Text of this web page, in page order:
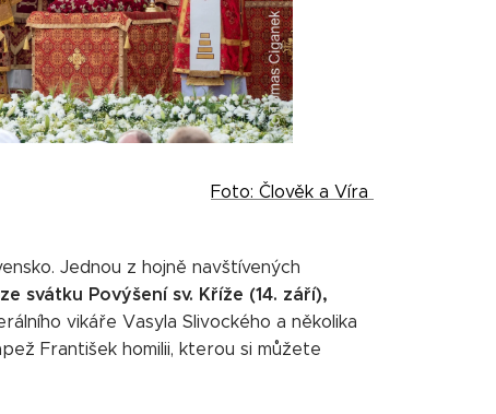
Foto: Člověk a Víra
Jednou z hojně navštívených
svátku Povýšení sv. Kříže (14. září),
vikáře Vasyla Slivockého a několika
František homilii, kterou si můžete